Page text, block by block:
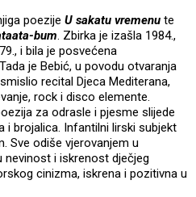
poezije U sakatu vremenu te
bum. Zbirka je izašla 1984.,
i bila je posvećena
je Bebić, u povodu otvaranja
recital Djeca Mediterana,
rock i disco elemente.
za odrasle i pjesme slijede
i brojalica. Infantilni lirski subjekt
Sve odiše vjerovanjem u
i iskrenost dječjeg
cinizma, iskrena i pozitivna u